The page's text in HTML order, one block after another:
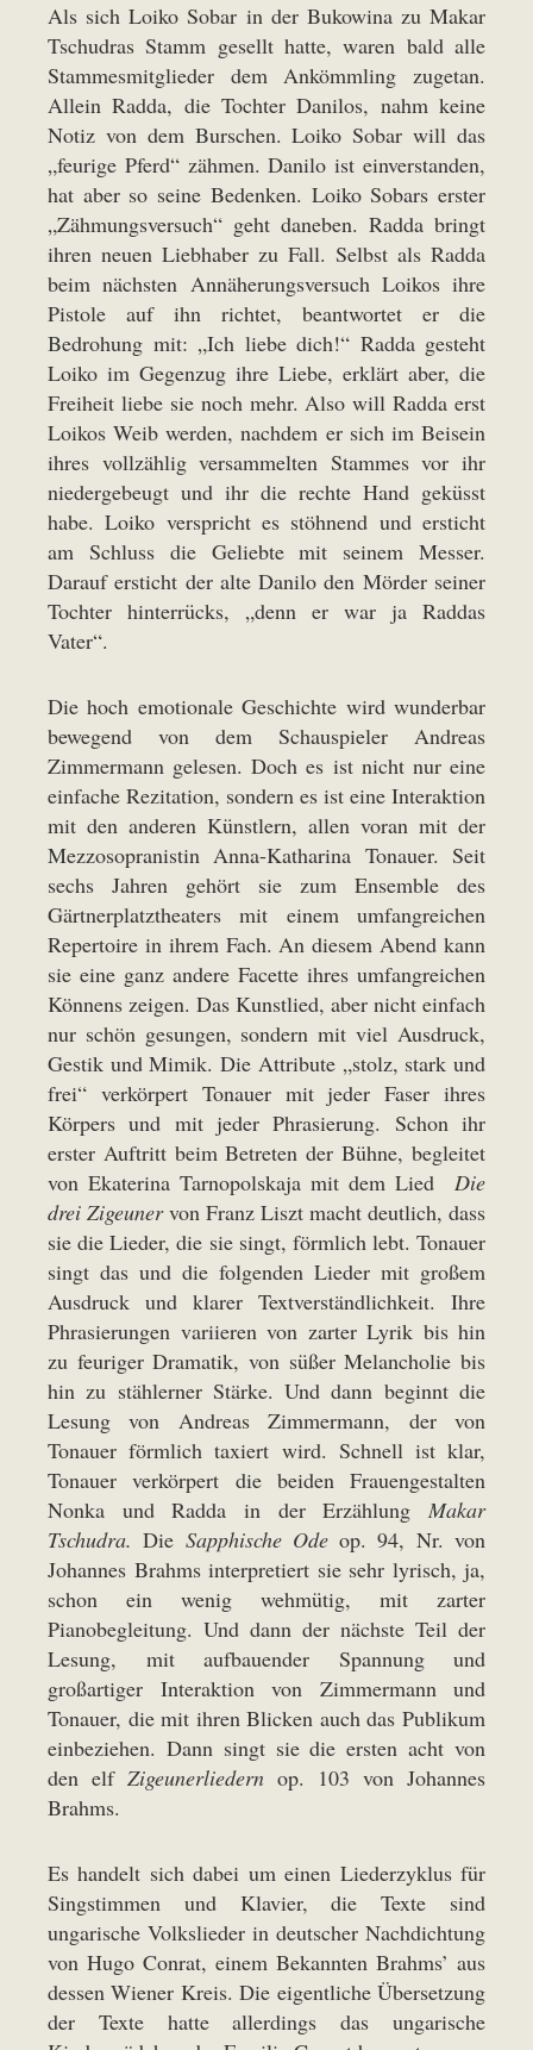
Als sich Loiko Sobar in der Bukowina zu Makar
Tschudras Stamm gesellt hatte, waren bald alle
Stammesmitglieder dem Ankömmling zugetan.
Allein Radda, die Tochter Danilos, nahm keine
Notiz von dem Burschen. Loiko Sobar will das
„feurige Pferd“ zähmen. Danilo ist einverstanden,
hat aber so seine Bedenken. Loiko Sobars erster
„Zähmungsversuch“ geht daneben. Radda bringt
ihren neuen Liebhaber zu Fall. Selbst als Radda
beim nächsten Annäherungsversuch Loikos ihre
Pistole auf ihn richtet, beantwortet er die
Bedrohung mit: „Ich liebe dich!“ Radda gesteht
Loiko im Gegenzug ihre Liebe, erklärt aber, die
Freiheit liebe sie noch mehr. Also will Radda erst
Loikos Weib werden, nachdem er sich im Beisein
ihres vollzählig versammelten Stammes vor ihr
niedergebeugt und ihr die rechte Hand geküsst
habe. Loiko verspricht es stöhnend und ersticht
am Schluss die Geliebte mit seinem Messer.
Darauf ersticht der alte Danilo den Mörder seiner
Tochter hinterrücks, „denn er war ja Raddas
Vater“.
Die hoch emotionale Geschichte wird wunderbar
bewegend von dem Schauspieler Andreas
Zimmermann gelesen. Doch es ist nicht nur eine
einfache Rezitation, sondern es ist eine Interaktion
mit den anderen Künstlern, allen voran mit der
Mezzosopranistin Anna-Katharina Tonauer. Seit
sechs Jahren gehört sie zum Ensemble des
Gärtnerplatztheaters mit einem umfangreichen
Repertoire in ihrem Fach. An diesem Abend kann
sie eine ganz andere Facette ihres umfangreichen
Könnens zeigen. Das Kunstlied, aber nicht einfach
nur schön gesungen, sondern mit viel Ausdruck,
Gestik und Mimik. Die Attribute „stolz, stark und
frei“ verkörpert Tonauer mit jeder Faser ihres
Körpers und mit jeder Phrasierung. Schon ihr
erster Auftritt beim Betreten der Bühne, begleitet
von Ekaterina Tarnopolskaja mit dem Lied Die
drei Zigeunervon Franz Liszt macht deutlich, dass
sie die Lieder, die sie singt, förmlich lebt. Tonauer
singt das und die folgenden Lieder mit großem
Ausdruck und klarer Textverständlichkeit. Ihre
Phrasierungen variieren von zarter Lyrik bis hin
zu feuriger Dramatik, von süßer Melancholie bis
hin zu stählerner Stärke. Und dann beginnt die
Lesung von Andreas Zimmermann, der von
Tonauer förmlich taxiert wird. Schnell ist klar,
Tonauer verkörpert die beiden Frauengestalten
Nonka und Radda in der Erzählung Makar
Tschudra.Die Sapphische Odeop. 94, Nr. von
Johannes Brahms interpretiert sie sehr lyrisch, ja,
schon ein wenig wehmütig, mit zarter
Pianobegleitung. Und dann der nächste Teil der
Lesung, mit aufbauender Spannung und
großartiger Interaktion von Zimmermann und
Tonauer, die mit ihren Blicken auch das Publikum
einbeziehen. Dann singt sie die ersten acht von
den elf Zigeunerliedern op. 103 von Johannes
Brahms.
Es handelt sich dabei um einen Liederzyklus für
Singstimmen und Klavier, die Texte sind
ungarische Volkslieder in deutscher Nachdichtung
von Hugo Conrat, einem Bekannten Brahms’ aus
dessen Wiener Kreis. Die eigentliche Übersetzung
der Texte hatte allerdings das ungarische